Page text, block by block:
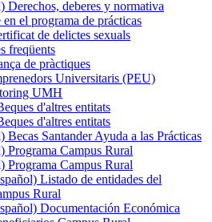
Derechos, deberes y normativa
en el programa de prácticas
de delictes sexuals
freqüents
de pràctiques
Universitaris (PEU)
UMH
d'altres entitats
d'altres entitats
Becas Santander Ayuda a las Prácticas
Programa Campus Rural
Programa Campus Rural
Listado de entidades del
Rural
Documentación Económica